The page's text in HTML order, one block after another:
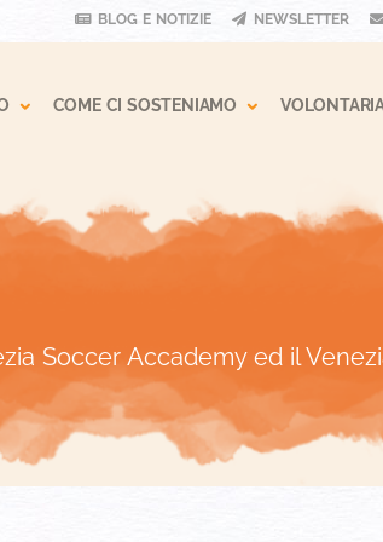
BLOG E NOTIZIE NEWSLETTER
Toggle Dropdown
COME CI SOSTENIAMO Toggle
Soccer Accademy ed il